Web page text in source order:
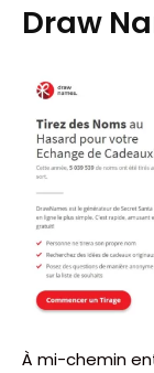
Draw
À mi-chemin